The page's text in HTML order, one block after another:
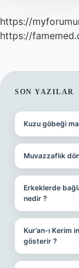
https://
https://
SON YAZILAR
Kuzu göbeği
Muvazzaflık
Erkeklerde
nedir ?
Kur’an-ı Kerim
gösterir ?